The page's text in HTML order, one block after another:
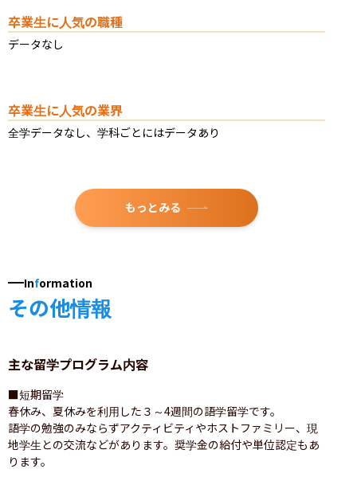
卒業生に人気の職種
データなし
卒業生に人気の業界
全学データなし、学科ごとにはデータあり
もっとみる
Information
その他情報
主な留学プログラム内容
■短期留学
春休み、夏休みを利用した３～4週間の語学留学です。
語学の勉強のみならずアクティビティやホストファミリー、現
地学生との交流などがあります。奨学金の給付や単位認定もあ
ります。